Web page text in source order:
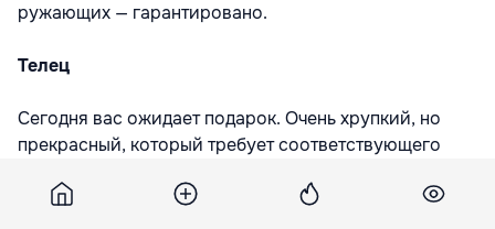
ружающих — гарантировано.
Телец
Сегодня вас ожидает подарок. Очень хрупкий, но
прекрасный, который требует соответствующего